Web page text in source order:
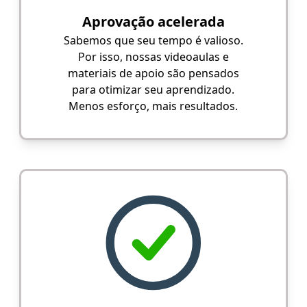
Aprovação acelerada
Sabemos que seu tempo é valioso.
Por isso, nossas videoaulas e
materiais de apoio são pensados
para otimizar seu aprendizado.
Menos esforço, mais resultados.